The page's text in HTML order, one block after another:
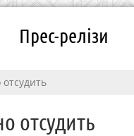
Прес-релізи
отсудить